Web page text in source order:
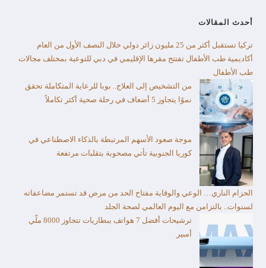
أحدث المقالات
تركيا تستقبل أكثر من 25 مليون زائر دولي خلال النصف الأول من العام​
أكاديمية طب الأطفال تفتتح مقرها الإقليمي في دبي للتوعية بمختلف مجالات
طب الأطفال
من التشخيص إلى العلاج.. بوبا للرعاية المتكاملة تحقق
نموًا يتجاوز 5 أضعاف في رحلة صحية أكثر تكاملاً
موجة صعود الأسهم المرتبطة بالذكاء الاصطناعي في
كوريا الجنوبية تأتي مصحوبة بتقلبات مرتفعة
الحزام الناري… الوعي والوقاية مفتاح الحد من مرض قد تستمر مضاعفاته
لسنوات.. بالتزامن مع اليوم العالمي لصحة الجلد
ترشيحات أفضل 7 هواتف ببطاريات تتجاوز 8000 ملّي
أمبير